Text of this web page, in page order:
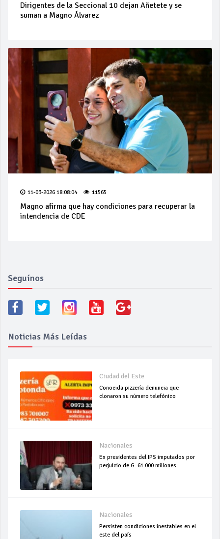
Dirigentes de la Seccional 10 dejan Añetete y se
suman a Magno Álvarez
11-03-2026 18:08:04 11565
Magno afirma que hay condiciones para recuperar la
intendencia de CDE
Seguínos
Noticias Más Leídas
Ciudad del Este
Conocida pizzería denuncia que
clonaron su número telefónico
Nacionales
Ex presidentes del IPS imputados por
perjuicio de G. 61.000 millones
Nacionales
Persisten condiciones inestables en el
este del país